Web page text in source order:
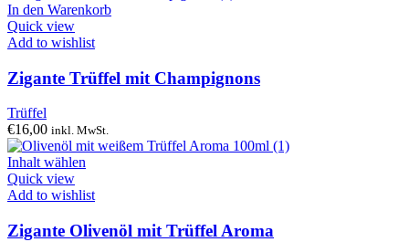
In den Warenkorb
Quick view
Add to wishlist
Zigante Trüffel mit Champignons
Trüffel
€16,00 inkl. MwSt.
Inhalt wählen
Quick view
Add to wishlist
Zigante Olivenöl mit Trüffel Aroma